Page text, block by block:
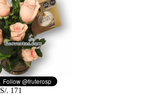
S/. 171